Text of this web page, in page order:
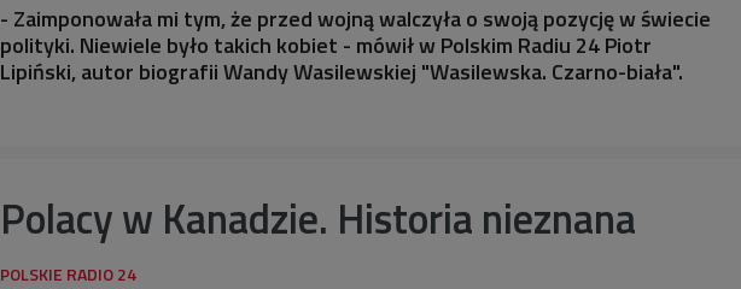
- Zaimponowała mi tym, że przed wojną walczyła o swoją pozycję w świecie
polityki. Niewiele było takich kobiet - mówił w Polskim Radiu 24 Piotr
Lipiński, autor biografii Wandy Wasilewskiej "Wasilewska. Czarno-biała".
Polacy w Kanadzie. Historia nieznana